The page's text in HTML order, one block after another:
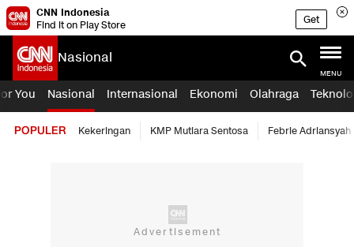
CNN Indonesia
Find it on Play Store
Get
Nasional
MENU
You Nasional Internasional Ekonomi Olahraga
POPULER Kekeringan KMP Mutiara Sentosa Febrie Adriansyah